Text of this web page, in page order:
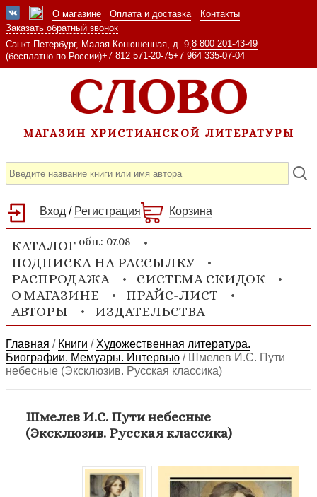
О магазине Оплата и доставка
Контакты
Заказать обратный звонок
Санкт-Петербург, Малая Конюшенная, д. 9, 8 800 201-43-49
(бесплатно по России)+7 812 571-20-75+7 964 335-07-04
МАГАЗИН ХРИСТИАНСКОЙ ЛИТЕРАТУРЫ
Вход / Регистрация Корзина
КАТАЛОГ обн.: 07.08
ПОДПИСКА НА РАССЫЛКУ
РАСПРОДАЖА
СИСТЕМА СКИДОК
О МАГАЗИНЕ
ПРАЙС-ЛИСТ
АВТОРЫ
ИЗДАТЕЛЬСТВА
Главная / Книги / Художественная литература.
Биографии. Мемуары. Интервью / Шмелев И.С. Пути
небесные (Эксклюзив. Русская классика)
Шмелев И.С. Пути небесные
(Эксклюзив. Русская классика)